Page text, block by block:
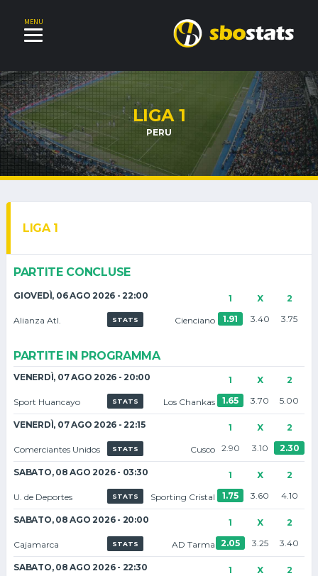
MENU
LIGA 1
PERU
LIGA 1
PARTITE CONCLUSE
GIOVEDÌ, 06 AGO 2026 - 22:00 1 X 2
Alianza Atl. STATS Cienciano 1.91 3.40 3.75
PARTITE IN PROGRAMMA
VENERDÌ, 07 AGO 2026 - 20:00 1 X 2
Sport Huancayo STATS Los Chankas 1.65 3.70 5.00
VENERDÌ, 07 AGO 2026 - 22:15 1 X 2
Comerciantes Unidos STATS Cusco 2.90 3.10 2.30
SABATO, 08 AGO 2026 - 03:30 1 X 2
U. de Deportes STATS Sporting Cristal 1.75 3.60 4.10
SABATO, 08 AGO 2026 - 20:00 1 X 2
Cajamarca STATS AD Tarma 2.05 3.25 3.40
SABATO, 08 AGO 2026 - 22:30 1 X 2